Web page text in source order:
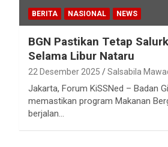
BERITA NASIONAL NEWS
BGN Pastikan Tetap
Selama Libur Nataru
22 Desember 2025 Salsabila
Jakarta, Forum KiSSNed – Badan
memastikan program Makanan
berjalan…